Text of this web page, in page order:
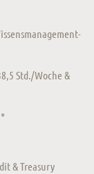
Std./Woche &
& Treasury